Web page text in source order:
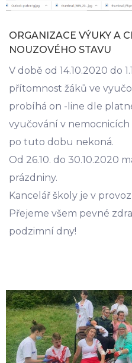
ORGANIZACE VÝUKY A
NOUZOVÉHO STAVU
V době od 14.10.2020 do
přítomnost žáků ve
probíhá on -line dle
vyučování v nemocnicích
po tuto dobu nekoná.
Od 26.10. do 30.10.2020
prázdniny.
Kancelář školy je v
Přejeme všem pevné
podzimní dny!